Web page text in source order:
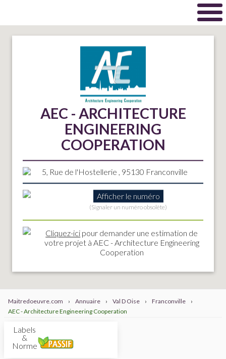
AEC - ARCHITECTURE
ENGINEERING
COOPERATION
5, Rue de l'Hostellerie , 95130 Franconville
Afficher le numéro
(Signaler un numéro obsolète)
Cliquez-ici pour demander une estimation de
votre projet à AEC - Architecture Engineering
Cooperation
Maitredoeuvre.com › Annuaire › Val D Oise › Franconville
›
AEC - Architecture Engineering Cooperation
Labels
&
Normes